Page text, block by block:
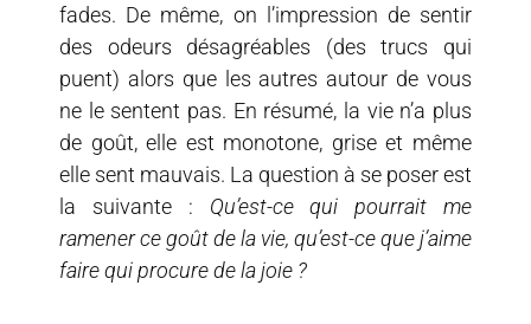
fades. De même, on l’impression de sentir
des odeurs désagréables (des trucs qui
puent) alors que les autres autour de vous
ne le sentent pas. En résumé, la vie n’a plus
de goût, elle est monotone, grise et même
elle sent mauvais. La question à se poser est
la suivante : Qu’est-ce qui pourrait me
ramener ce goût de la vie, qu’est-ce que j’aime
faire qui procure de la joie ?